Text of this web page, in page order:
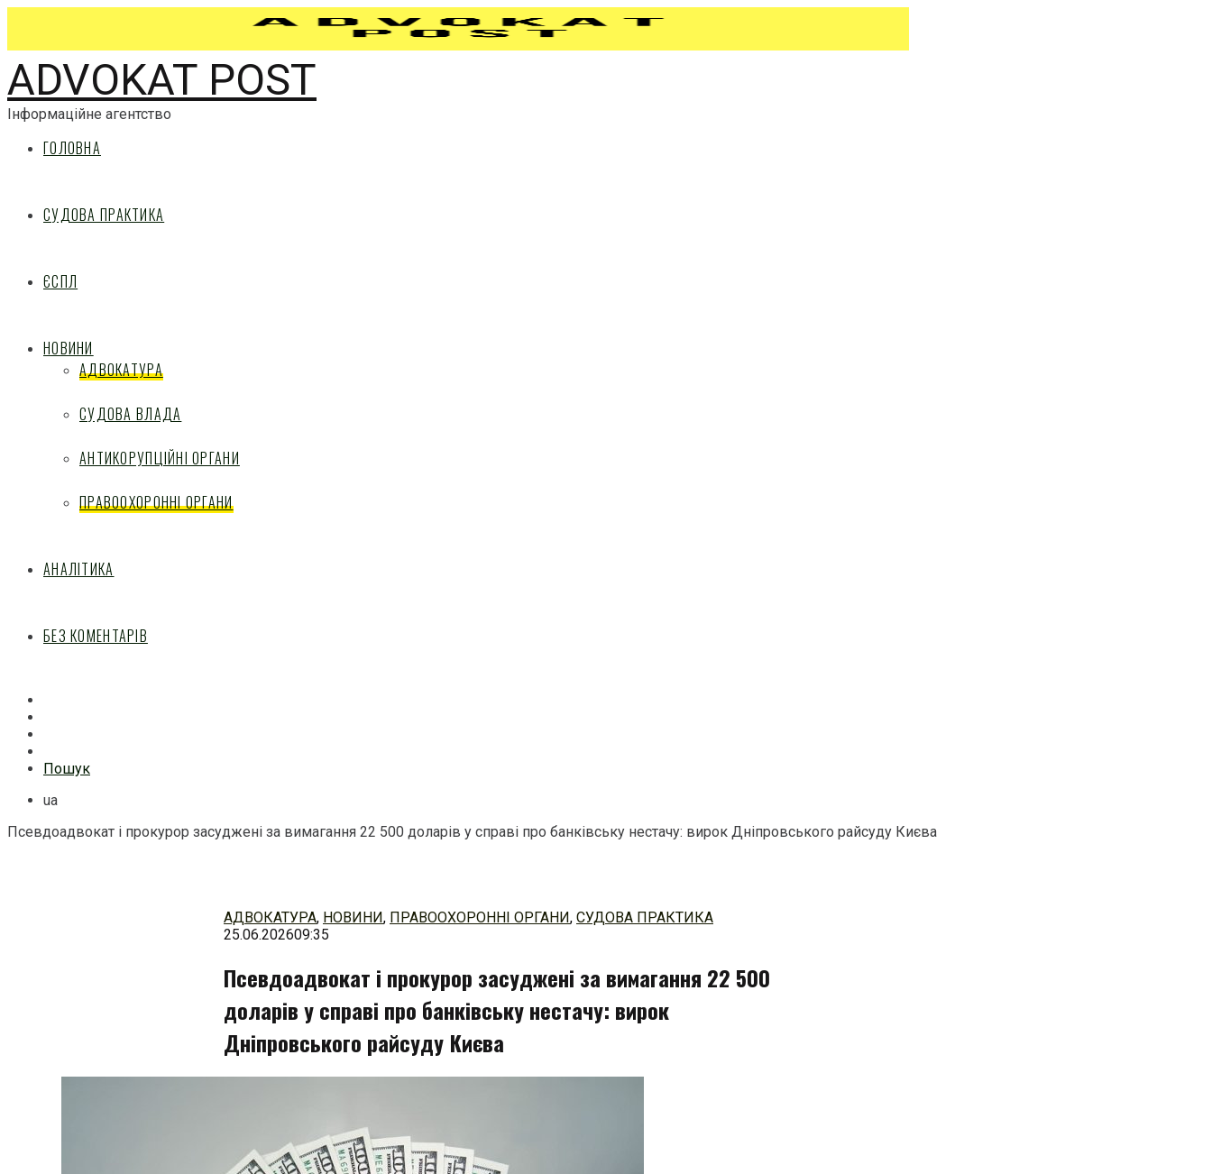
ADVOKAT POST
Інформаційне агентство
ГОЛОВНА
СУДОВА ПРАКТИКА
ЄСПЛ
НОВИНИ
АДВОКАТУРА
СУДОВА ВЛАДА
АНТИКОРУПЦІЙНІ ОРГАНИ
ПРАВООХОРОННІ ОРГАНИ
АНАЛІТИКА
БЕЗ КОМЕНТАРІВ
Пошук
ua
Псевдоадвокат і прокурор засуджені за вимагання 22 500 доларів у справі про банківську нестачу: вирок Дніпровського райсуду Києва
АДВОКАТУРА, НОВИНИ, ПРАВООХОРОННІ ОРГАНИ, СУДОВА ПРАКТИКА
25.06.202609:35
Псевдоадвокат і прокурор засуджені за вимагання 22 500
доларів у справі про банківську нестачу: вирок
Дніпровського райсуду Києва